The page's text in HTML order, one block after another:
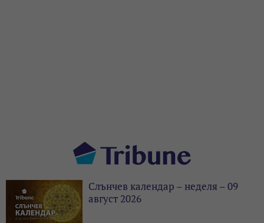
Слънчев календар – неделя – 09
август 2026